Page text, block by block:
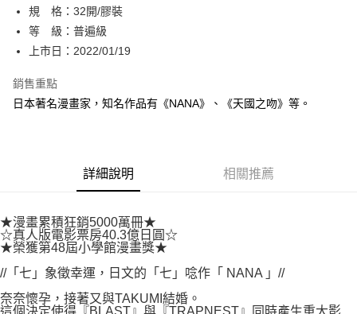
【「AFTEE先享後付」結帳流程】
１．於結帳方式選擇「AFTEE先享後付」後，將跳轉至「AFTEE先享後付」
結帳頁面，進行簡訊認證並確認金額後，即可完成結帳。
２．訂單成立數日內，您將收到繳費通知簡訊。
ATM／網路銀行／等多元方式進行付款，方視為交易完成。
※ 請注意：結帳手續完成當下不需立刻繳費，但若您需要取消訂單，請聯絡
客戶支援中心」https://netprotections.freshdesk.com/support/home
１．透過由恩沛科技股份有限公司提供之「AFTEE先享後付」服務完成之交
易，需依本服務之必要範圍內提供個人資料，並將交易相關給付款項請求債
權轉讓予恩沛科技股份有限公司。
https://aftee.tw/terms/#terms3
「AFTEE先享後付」，若未經同意申辦者引起之損失，本公司不負相關責
每筆NT$80，滿NT$500(含以上)免運費
付款後全家取貨
每筆NT$80，滿NT$500(含以上)免運費
每筆NT$80，滿NT$500(含以上)免運費
付款後7-11取貨
每筆NT$80，滿NT$500(含以上)免運費
宅配
規 格：32開/膠裝
等 級：普遍級
上市日：2022/01/19
銷售重點
日本著名漫畫家，知名作品有《NANA》、《天國之吻》等。
詳細說明 相關推薦
★漫畫累積狂銷5000萬冊★
☆真人版電影票房40.3億日圓☆
★榮獲第48屆小學館漫畫獎★
//「七」象徵幸運，日文的「七」唸作「 NANA 」//
奈奈懷孕，接著又與TAKUMI結婚。
這個決定使得『BLAST』與『TRAPNEST』同時產生重大影